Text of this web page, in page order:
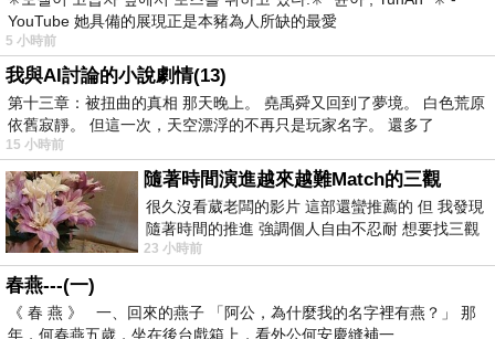
商品訊息簡述:
◆品名:沛安菌
◆口味:原味
◆規格:每盒60條鋁箔包(2g/條)
◆主要菌株:技術移轉國立台灣大學Lactobacillus paracasei
subsp. paracasei NTU 101（副乾酪乳桿菌副乾酪亞種 NTU
101）NTU 101菌數6 x 109 CFU /包(60億菌)
◆其他成份:NTU101活性乳酸菌、發酵乳萃取物、維生素B1、
維生素B12、果寡糖、泛酸鈣、生物素、葉酸。
YouTube 她具備的展現正是本豬為人所缺的最愛
5 小時前
我與AI討論的小說劇情(13)
第十三章：被扭曲的真相 那天晚上。 堯禹舜又回到了夢境。 白色荒原
依舊寂靜。 但這一次，天空漂浮的不再只是玩家名字。 還多了
15 小時前
隨著時間演進越來越難Match的三觀
很久沒看葳老闆的影片 這部還蠻推薦的 但 我發現
隨著時間的推進 強調個人自由不忍耐 想要找三觀
接近的不要說對象 連朋友都超
23 小時前
春燕---(一)
《 春 燕 》 一、回來的燕子 「阿公，為什麼我的名字裡有燕？」 那
年，何春燕五歲，坐在後台戲箱上，看外公何安慶縫補一